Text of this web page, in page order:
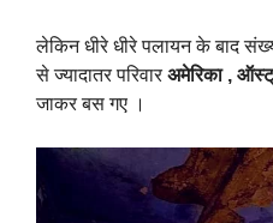
लेकिन धीरे धीरे पलायन के बाद
से ज्यादातर परिवार अमेरिका ,
जाकर बस गए ।